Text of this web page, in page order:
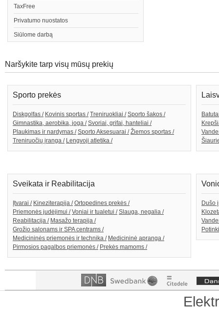
TaxFree
Privatumo nuostatos
Siūlome darbą
Naršykite tarp visų mūsų prekių
Sporto prekės
Diskgolfas / Kovinis sportas / Treniruokliai / Sporto šakos /
Gimnastika, aerobika, joga / Svoriai, grifai, hanteliai /
Plaukimas ir nardymas / Sporto Aksesuarai / Žiemos sportas /
Treniruočių įranga / Lengvoji atletika /
Sveikata ir Reabilitacija
Įtvarai / Kineziterapija / Ortopedines prekės /
Priemonės judėjimui / Voniai ir tualetui / Slauga, negalia /
Reabilitacija / Masažo terapija /
Grožio salonams ir SPA centrams /
Medicininės priemonės ir technika / Medicininė apranga /
Pirmosios pagalbos priemonės / Prekės mamoms /
Dušo